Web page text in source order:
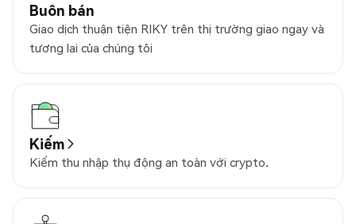
Buôn bán
Giao dịch thuận tiện RIKY trên thị trường giao ngay và
tương lai của chúng tôi
Kiếm
Kiếm thu nhập thụ động an toàn với crypto.